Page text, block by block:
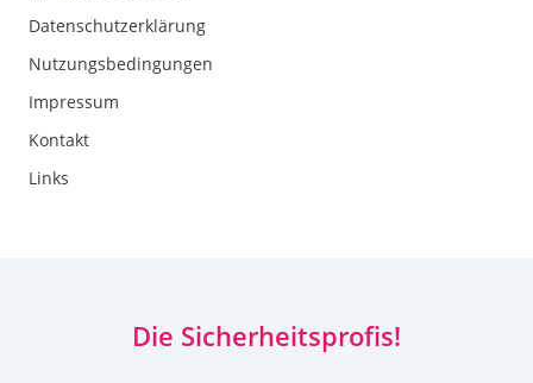
Datenschutzerklärung
Nutzungsbedingungen
Impressum
Kontakt
Links
Die Sicherheitsprofis!